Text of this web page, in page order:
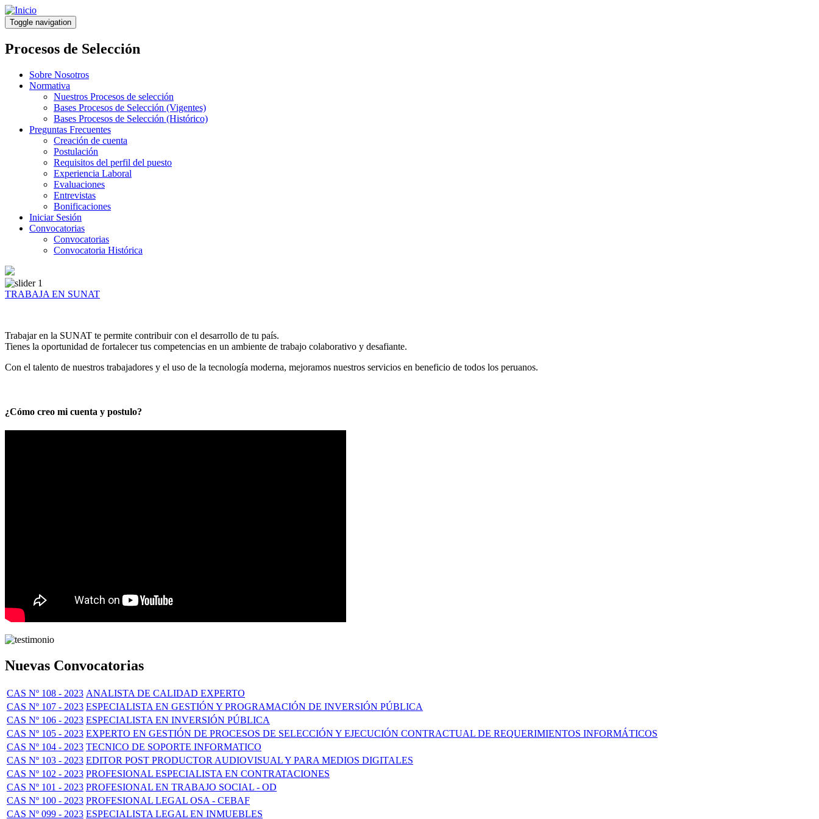
Pasar
al
contenido
principal
Toggle navigation
Procesos de Selección
Sobre Nosotros
Normativa
Nuestros Procesos de selección
Bases Procesos de Selección (Vigentes)
Bases Procesos de Selección (Histórico)
Preguntas Frecuentes
Creación de cuenta
Postulación
Requisitos del perfil del puesto
Experiencia Laboral
Evaluaciones
Entrevistas
Bonificaciones
Iniciar Sesión
Convocatorias
Convocatorias
Convocatoria Histórica
TRABAJA EN SUNAT
Trabajar en la SUNAT te permite contribuir con el desarrollo de tu país.
Tienes la oportunidad de fortalecer tus competencias en un ambiente de trabajo colaborativo y desafiante.
Con el talento de nuestros trabajadores y el uso de la tecnología moderna, mejoramos nuestros servicios en beneficio de todos los peruanos.
¿Cómo creo mi cuenta y postulo?
Nuevas Convocatorias
CAS Nº 108 - 2023 ANALISTA DE CALIDAD EXPERTO
CAS Nº 107 - 2023 ESPECIALISTA EN GESTIÓN Y PROGRAMACIÓN DE INVERSIÓN PÚBLICA
CAS Nº 106 - 2023 ESPECIALISTA EN INVERSIÓN PÚBLICA
CAS Nº 105 - 2023 EXPERTO EN GESTIÓN DE PROCESOS DE SELECCIÓN Y EJECUCIÓN CONTRACTUAL DE REQUERIMIENTOS INFORMÁTICOS
CAS Nº 104 - 2023 TECNICO DE SOPORTE INFORMATICO
CAS Nº 103 - 2023 EDITOR POST PRODUCTOR AUDIOVISUAL Y PARA MEDIOS DIGITALES
CAS Nº 102 - 2023 PROFESIONAL ESPECIALISTA EN CONTRATACIONES
CAS Nº 101 - 2023 PROFESIONAL EN TRABAJO SOCIAL - OD
CAS Nº 100 - 2023 PROFESIONAL LEGAL OSA - CEBAF
CAS Nº 099 - 2023 ESPECIALISTA LEGAL EN INMUEBLES